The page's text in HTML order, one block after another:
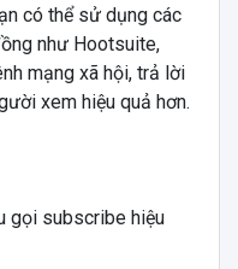
có thể sử dụng các
như Hootsuite,
mạng xã hội, trả lời
xem hiệu quả hơn.
gọi subscribe hiệu